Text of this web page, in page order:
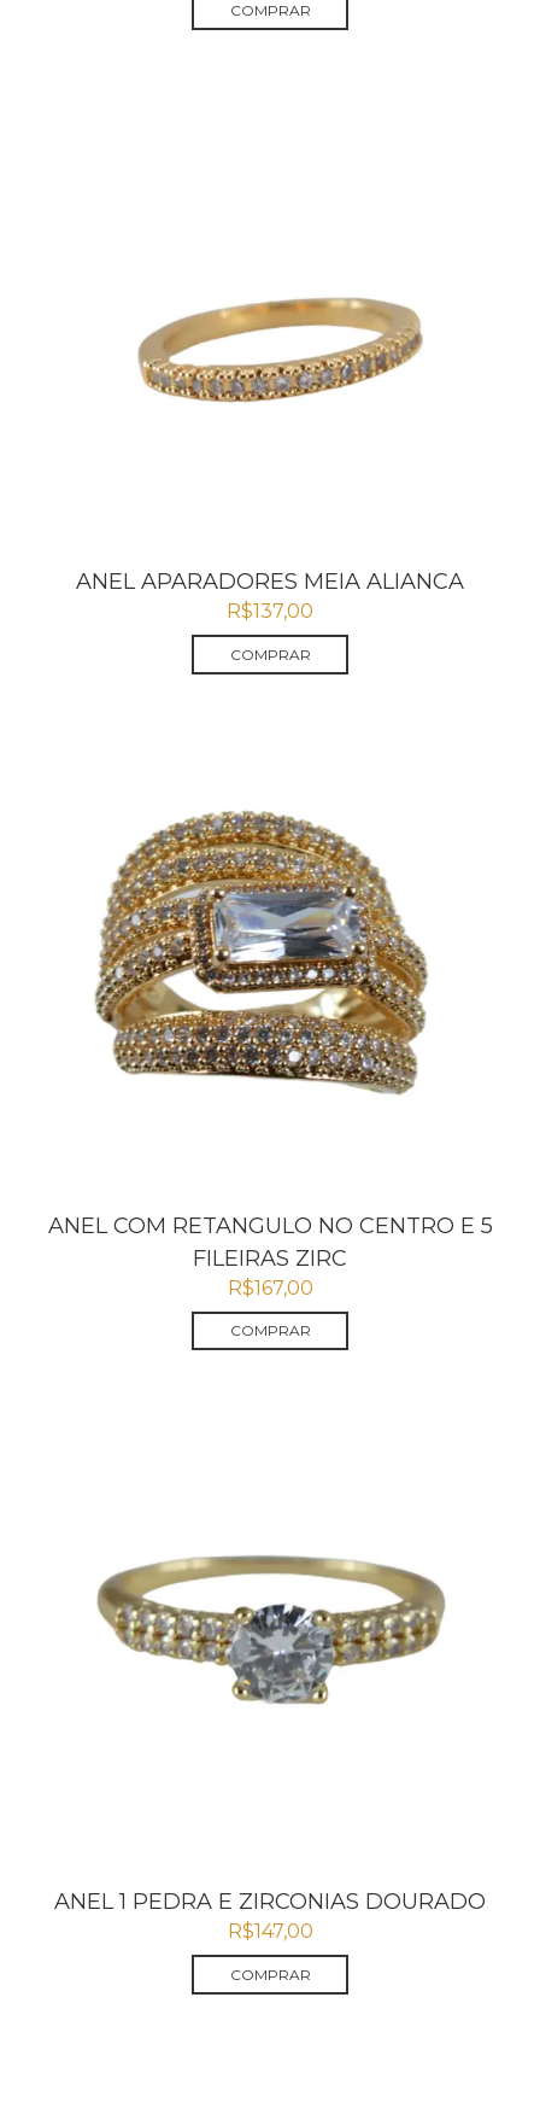
COMPRAR
ANEL APARADORES MEIA ALIANCA
R$137,00
COMPRAR
ANEL COM RETANGULO NO CENTRO E 5
FILEIRAS ZIRC
R$167,00
COMPRAR
ANEL 1 PEDRA E ZIRCONIAS DOURADO
R$147,00
COMPRAR